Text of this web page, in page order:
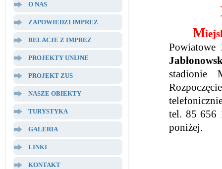
O NAS
ZAPOWIEDZI IMPREZ
RELACJE Z IMPREZ
PROJEKTY UNIJNE
PROJEKT ZUS
NASZE OBIEKTY
TURYSTYKA
GALERIA
LINKI
KONTAKT
M
Powiatowe
stadionie
tel. 85 656
poniżej.